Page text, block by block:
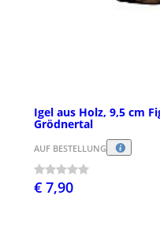
Igel aus Holz, 9,5 cm
Grödnertal
AUF BESTELLUNG
€ 7,90